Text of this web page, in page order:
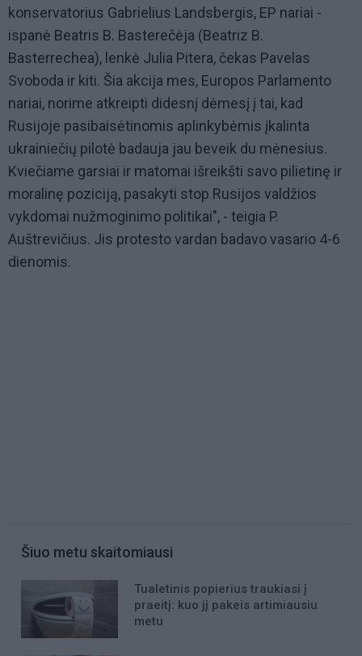
konservatorius Gabrielius Landsbergis, EP nariai -
ispanė Beatris B. Basterečėja (Beatriz B.
Basterrechea), lenkė Julia Pitera, čekas Pavelas
Svoboda ir kiti. Šia akcija mes, Europos Parlamento
nariai, norime atkreipti didesnį dėmesį į tai, kad
Rusijoje pasibaisėtinomis aplinkybėmis įkalinta
ukrainiečių pilotė badauja jau beveik du mėnesius.
Kviečiame garsiai ir matomai išreikšti savo pilietinę ir
moralinę poziciją, pasakyti stop Rusijos valdžios
vykdomai nužmoginimo politikai", - teigia P.
Auštrevičius. Jis protesto vardan badavo vasario 4-6
dienomis.
Šiuo metu skaitomiausi
Tualetinis popierius traukiasi į
praeitį: kuo jį pakeis artimiausiu
metu